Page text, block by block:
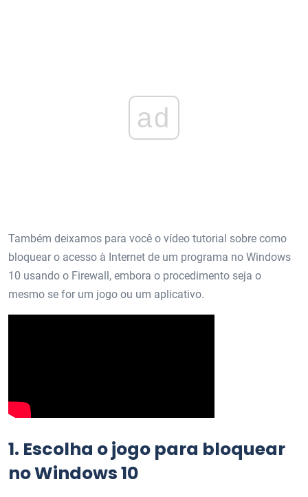
ad
Também deixamos para você o vídeo tutorial sobre como
bloquear o acesso à Internet de um programa no Windows
10 usando o Firewall, embora o procedimento seja o
mesmo se for um jogo ou um aplicativo.
1. Escolha o jogo para bloquear
no Windows 10